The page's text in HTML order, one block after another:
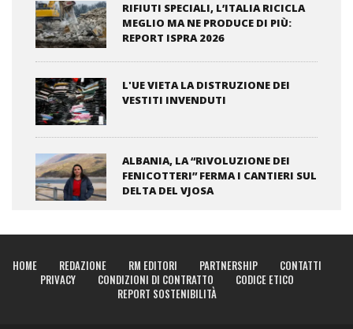
RIFIUTI SPECIALI, L’ITALIA RICICLA
MEGLIO MA NE PRODUCE DI PIÙ:
REPORT ISPRA 2026
L'UE VIETA LA DISTRUZIONE DEI
VESTITI INVENDUTI
ALBANIA, LA “RIVOLUZIONE DEI
FENICOTTERI” FERMA I CANTIERI SUL
DELTA DEL VJOSA
HOME REDAZIONE RM EDITORI PARTNERSHIP
CONTATTI
PRIVACY
CONDIZIONI DI CONTRATTO
CODICE ETICO
REPORT SOSTENIBILITÀ